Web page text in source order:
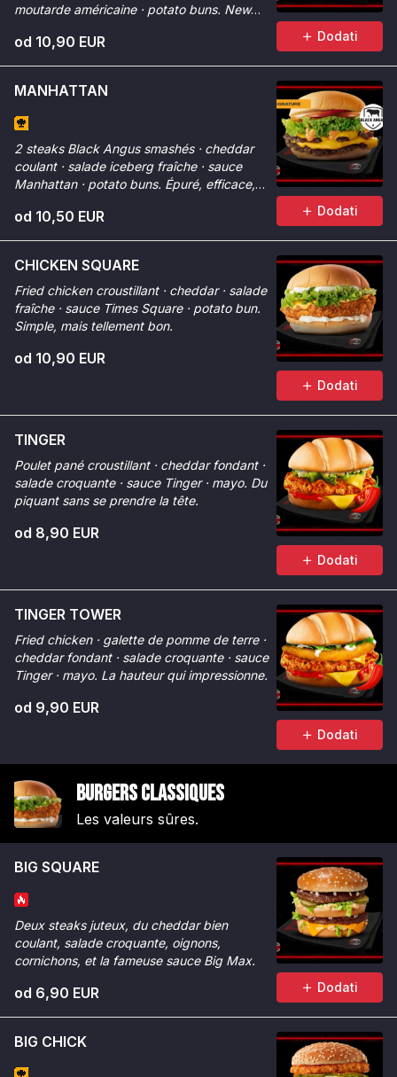
moutarde américaine · potato buns. New
od 10,90 EUR Dodati
MANHATTAN
2 steaks Black Angus smashés · cheddar
coulant · salade iceberg fraîche · sauce
Manhattan · potato buns. Épuré, efficace,
od 10,50 EUR Dodati
CHICKEN SQUARE
Fried chicken croustillant · cheddar · salade
fraîche · sauce Times Square · potato bun.
Simple, mais tellement bon.
od 10,90 EUR
Dodati
TINGER
Poulet pané croustillant · cheddar fondant ·
salade croquante · sauce Tinger · mayo. Du
piquant sans se prendre la tête.
od 8,90 EUR
Dodati
TINGER TOWER
Fried chicken · galette de pomme de terre ·
cheddar fondant · salade croquante · sauce
Tinger · mayo. La hauteur qui impressionne.
od 9,90 EUR
Dodati
Burgers Classiques
Les valeurs sûres.
BIG SQUARE
Deux steaks juteux, du cheddar bien
coulant, salade croquante, oignons,
cornichons, et la fameuse sauce Big Max.
od 6,90 EUR Dodati
BIG CHICK